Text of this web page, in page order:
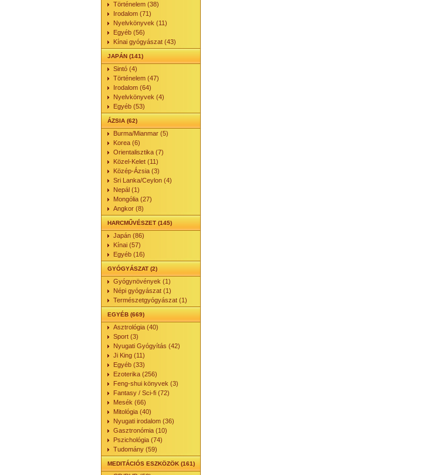
Történelem (38)
Irodalom (71)
Nyelvkönyvek (11)
Egyéb (56)
Kínai gyógyászat (43)
JAPÁN (141)
Sintó (4)
Történelem (47)
Irodalom (64)
Nyelvkönyvek (4)
Egyéb (53)
ÁZSIA (62)
Burma/Mianmar (5)
Korea (6)
Orientalisztika (7)
Közel-Kelet (11)
Közép-Ázsia (3)
Sri Lanka/Ceylon (4)
Nepál (1)
Mongólia (27)
Angkor (8)
HARCMŰVÉSZET (145)
Japán (86)
Kínai (57)
Egyéb (16)
GYÓGYÁSZAT (2)
Gyógynövények (1)
Népi gyógyászat (1)
Természetgyógyászat (1)
EGYÉB (669)
Asztrológia (40)
Sport (3)
Nyugati Gyógyítás (42)
Ji King (11)
Egyéb (33)
Ezoterika (256)
Feng-shui könyvek (3)
Fantasy / Sci-fi (72)
Mesék (66)
Mitológia (40)
Nyugati irodalom (36)
Gasztronómia (10)
Pszichológia (74)
Tudomány (59)
MEDITÁCIÓS ESZKÖZÖK (161)